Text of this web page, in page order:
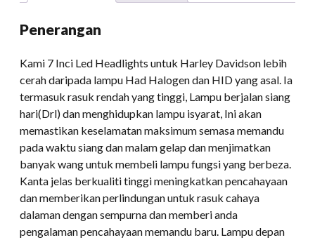
Penerangan
Kami 7 Inci Led Headlights untuk Harley Davidson lebih
cerah daripada lampu Had Halogen dan HID yang asal. Ia
termasuk rasuk rendah yang tinggi, Lampu berjalan siang
hari(Drl) dan menghidupkan lampu isyarat, Ini akan
memastikan keselamatan maksimum semasa memandu
pada waktu siang dan malam gelap dan menjimatkan
banyak wang untuk membeli lampu fungsi yang berbeza.
Kanta jelas berkualiti tinggi meningkatkan pencahayaan
dan memberikan perlindungan untuk rasuk cahaya
dalaman dengan sempurna dan memberi anda
pengalaman pencahayaan memandu baru. Lampu depan